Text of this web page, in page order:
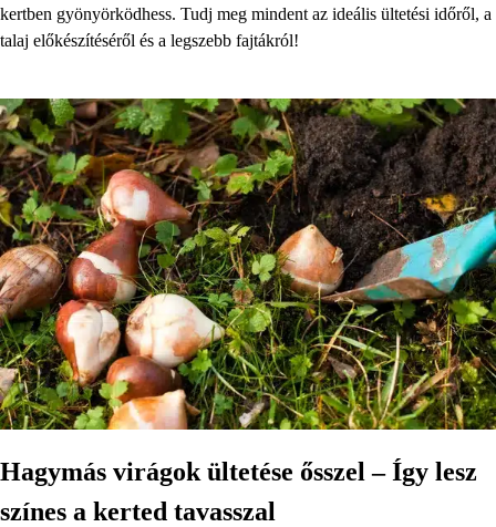
kertben gyönyörködhess. Tudj meg mindent az ideális ültetési időről, a
talaj előkészítéséről és a legszebb fajtákról!
Hagymás virágok ültetése ősszel – Így lesz
színes a kerted tavasszal